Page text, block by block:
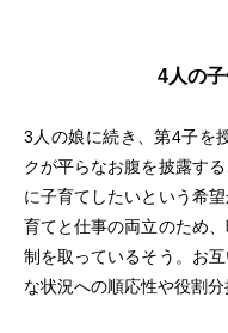
4人の子
3人の娘に続き、第4子を
クが平らなお腹を披露す
に子育てしたいという希
育てと仕事の両立のため
制を取っているそう。お
な状況への順応性や役割